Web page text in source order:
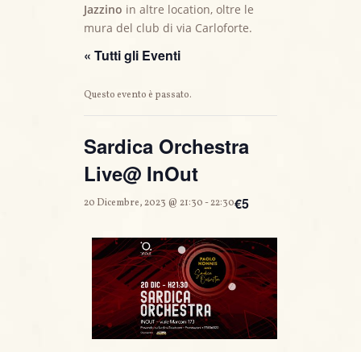
Jazzino in altre location, oltre le
mura del club di via Carloforte.
« Tutti gli Eventi
Questo evento è passato.
Sardica Orchestra
Live@ InOut
20 Dicembre, 2023 @ 21:30-22:30€5